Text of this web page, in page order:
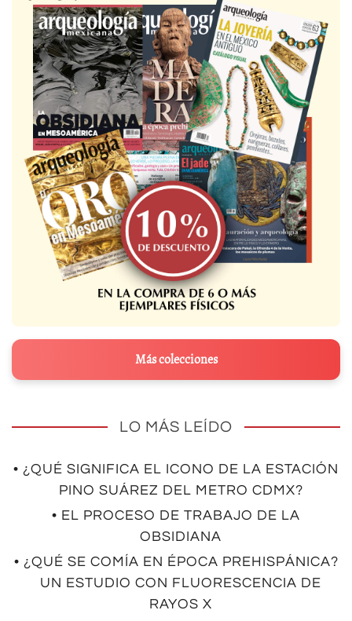
Más colecciones
LO MÁS LEÍDO
• ¿QUÉ SIGNIFICA EL ICONO DE LA ESTACIÓN
PINO SUÁREZ DEL METRO CDMX?
• EL PROCESO DE TRABAJO DE LA
OBSIDIANA
• ¿QUÉ SE COMÍA EN ÉPOCA PREHISPÁNICA?
UN ESTUDIO CON FLUORESCENCIA DE
RAYOS X